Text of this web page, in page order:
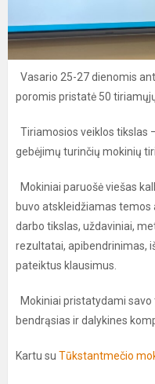
Vasario 25-27 dienomis
poromis pristatė 50
Tiriamosios veiklos tikslas
gebėjimų turinčių mokinių
Mokiniai paruošė viešas
buvo atskleidžiamas
darbo tikslas, uždaviniai,
rezultatai, apibendrinimas,
pateiktus klausimus.
Mokiniai pristatydami
bendrąsias ir dalykines
Kartu su Tūkstantmečio